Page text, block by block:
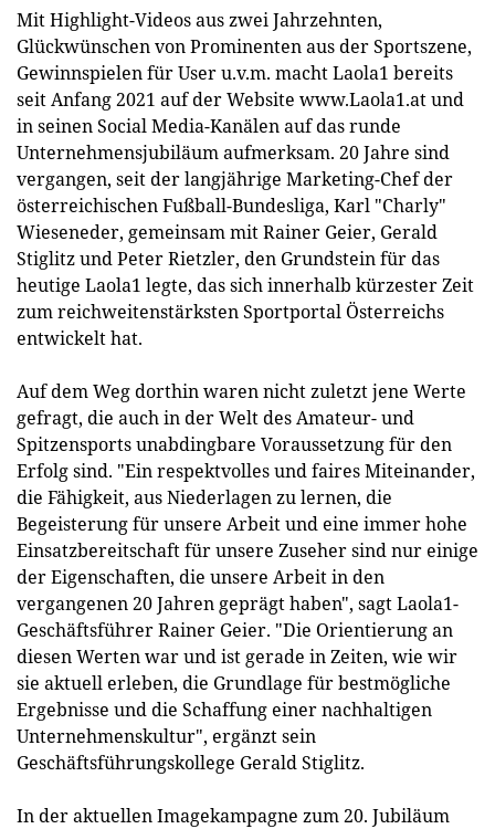
Mit Highlight-Videos aus zwei Jahrzehnten,
Glückwünschen von Prominenten aus der Sportszene,
Gewinnspielen für User u.v.m. macht Laola1 bereits
seit Anfang 2021 auf der Website www.Laola1.at und
in seinen Social Media-Kanälen auf das runde
Unternehmensjubiläum aufmerksam. 20 Jahre sind
vergangen, seit der langjährige Marketing-Chef der
österreichischen Fußball-Bundesliga, Karl "Charly"
Wieseneder, gemeinsam mit Rainer Geier, Gerald
Stiglitz und Peter Rietzler, den Grundstein für das
heutige Laola1 legte, das sich innerhalb kürzester Zeit
zum reichweitenstärksten Sportportal Österreichs
entwickelt hat.
Auf dem Weg dorthin waren nicht zuletzt jene Werte
gefragt, die auch in der Welt des Amateur- und
Spitzensports unabdingbare Voraussetzung für den
Erfolg sind. "Ein respektvolles und faires Miteinander,
die Fähigkeit, aus Niederlagen zu lernen, die
Begeisterung für unsere Arbeit und eine immer hohe
Einsatzbereitschaft für unsere Zuseher sind nur einige
der Eigenschaften, die unsere Arbeit in den
vergangenen 20 Jahren geprägt haben", sagt Laola1-
Geschäftsführer Rainer Geier. "Die Orientierung an
diesen Werten war und ist gerade in Zeiten, wie wir
sie aktuell erleben, die Grundlage für bestmögliche
Ergebnisse und die Schaffung einer nachhaltigen
Unternehmenskultur", ergänzt sein
Geschäftsführungskollege Gerald Stiglitz.
In der aktuellen Imagekampagne zum 20. Jubiläum